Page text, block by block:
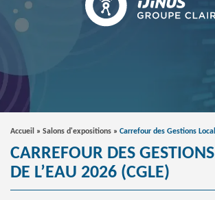
Accueil » Salons d'expositions » Carrefour des Gestions
CARREFOUR DES
DE L’EAU 2026 (CGLE)